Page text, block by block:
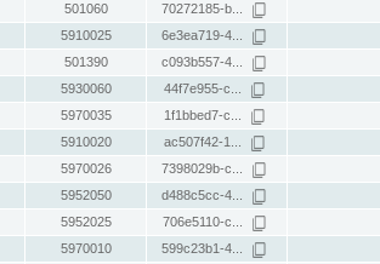
501060 70272185-b...
5910025 6e3ea719-4...
501390 c093b557-4...
5930060 44f7e955-c...
5970035 1f1bbed7-c...
5910020 ac507f42-1...
5970026 7398029b-c...
5952050 d488c5cc-4...
5952025 706e5110-c...
5970010 599c23b1-4...